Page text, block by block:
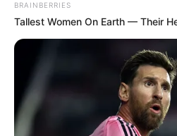
BRAINBERRIES
Tallest Women On Earth — Their